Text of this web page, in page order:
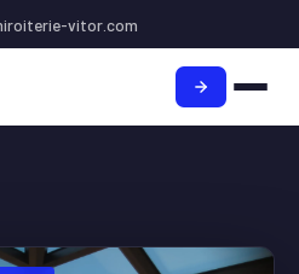
vitor.com